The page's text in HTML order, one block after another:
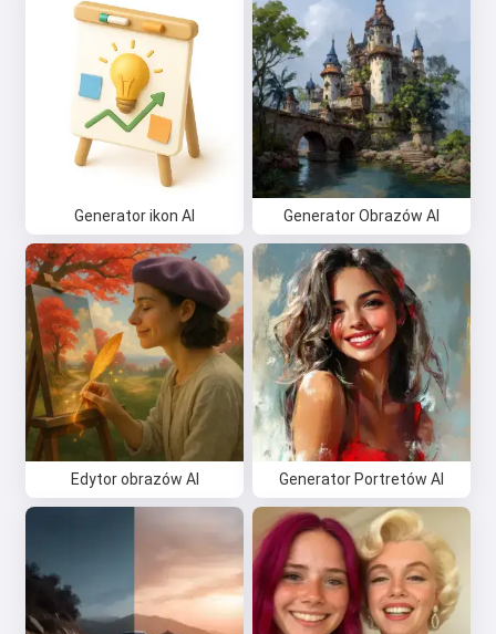
Generator ikon AI Generator Obrazów AI
Edytor obrazów AI Generator Portretów AI